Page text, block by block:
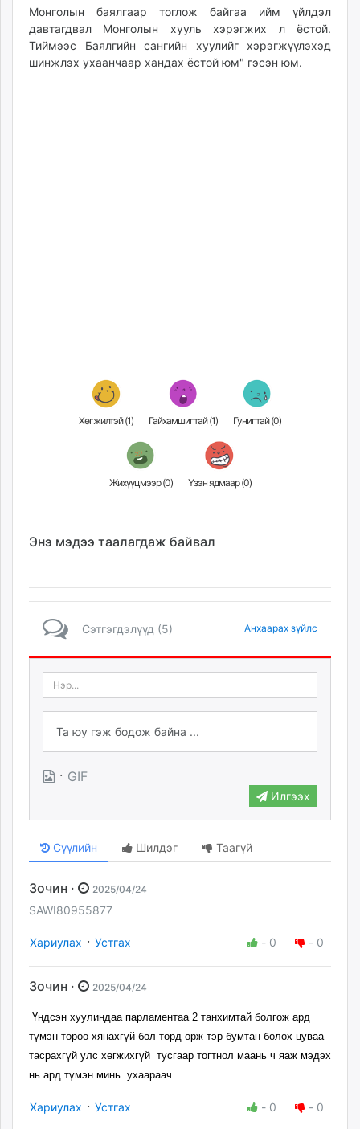
Монголын баялгаар тоглож байгаа ийм үйлдэл
давтагдвал Монголын хууль хэрэгжих л ёстой.
Тиймээс Баялгийн сангийн хуулийг хэрэгжүүлэхэд
шинжлэх ухаанчаар хандах ёстой юм" гэсэн юм.
Хөгжилтэй (1) Гайхамшигтай (1) Гунигтай (0)
Жихүүцмээр (0) Үзэн ядмаар (0)
Энэ мэдээ таалагдаж байвал
Сэтгэгдэлүүд (5) Анхаарах зүйлс
· GIF
Илгээх
Сүүлийн Шилдэг Таагүй
Зочин · 2025/04/24
SAWI80955877
Хариулах · Устгах - 0 - 0
Зочин · 2025/04/24
Үндсэн хуулиндаа парламентаа 2 танхимтай болгож ард
түмэн төрөө хянахгүй бол төрд орж тэр бумтан болох цуваа
тасрахгүй улс хөгжихгүй тусгаар тогтнол маань ч яаж мэдэх
нь ард түмэн минь ухаараач
Хариулах · Устгах - 0 - 0